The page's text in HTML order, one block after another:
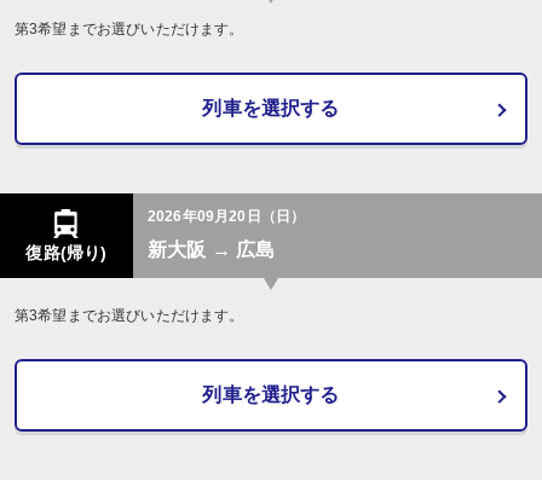
第3希望までお選びいただけます。
列車を選択する
復路(帰り)
2026年09月20日（日）
新大阪 → 広島
第3希望までお選びいただけます。
列車を選択する